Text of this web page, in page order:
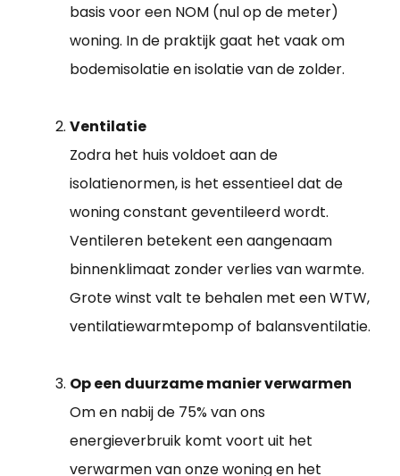
basis voor een NOM (nul op de meter)
woning. In de praktijk gaat het vaak om
bodemisolatie en isolatie van de zolder.
Ventilatie
Zodra het huis voldoet aan de
isolatienormen, is het essentieel dat de
woning constant geventileerd wordt.
Ventileren betekent een aangenaam
binnenklimaat zonder verlies van warmte.
Grote winst valt te behalen met een WTW,
ventilatiewarmtepomp of balansventilatie.
Op een duurzame manier verwarmen
Om en nabij de 75% van ons
energieverbruik komt voort uit het
verwarmen van onze woning en het